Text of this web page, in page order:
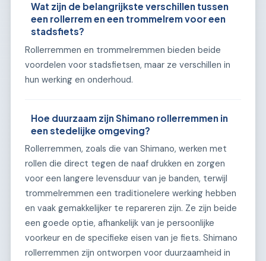
Wat zijn de belangrijkste verschillen tussen
een rollerrem en een trommelrem voor een
stadsfiets?
Rollerremmen en trommelremmen bieden beide
voordelen voor stadsfietsen, maar ze verschillen in
hun werking en onderhoud.
Hoe duurzaam zijn Shimano rollerremmen in
een stedelijke omgeving?
Rollerremmen, zoals die van Shimano, werken met
rollen die direct tegen de naaf drukken en zorgen
voor een langere levensduur van je banden, terwijl
trommelremmen een traditionelere werking hebben
en vaak gemakkelijker te repareren zijn. Ze zijn beide
een goede optie, afhankelijk van je persoonlijke
voorkeur en de specifieke eisen van je fiets. Shimano
rollerremmen zijn ontworpen voor duurzaamheid in